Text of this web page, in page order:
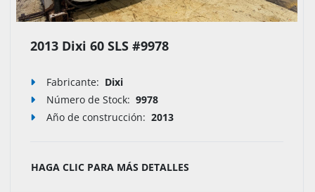
2013 Dixi 60 SLS #9978
Fabricante: Dixi
Número de Stock: 9978
Año de construcción: 2013
HAGA CLIC PARA MÁS DETALLES